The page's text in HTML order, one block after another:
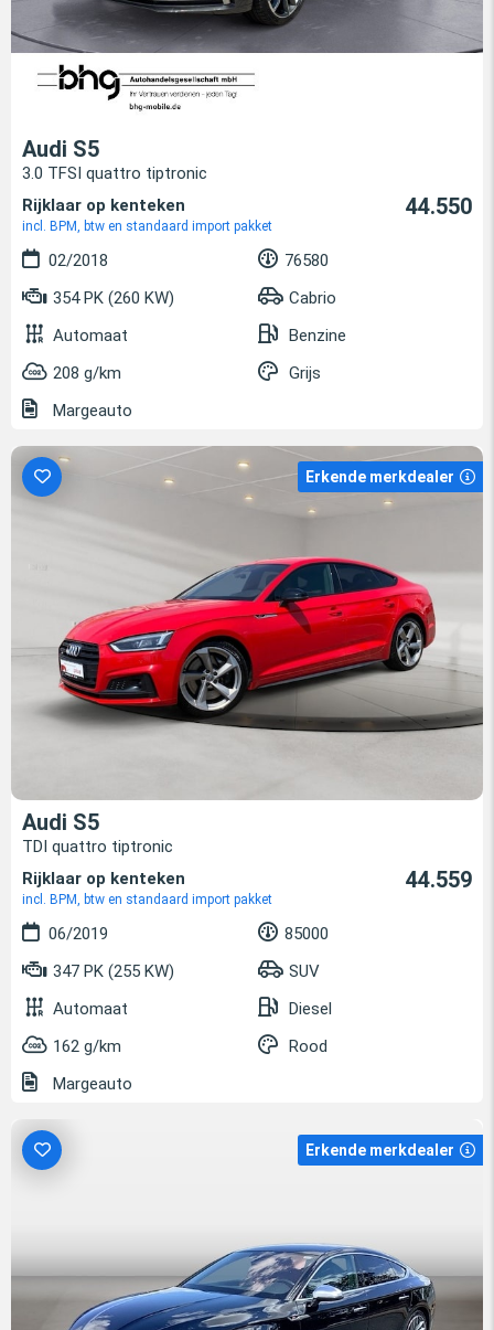
Audi S5
3.0 TFSI quattro tiptronic
Rijklaar op kenteken
incl. BPM, btw en standaard import pakket
44.550
02/2018
76580
354 PK (260 KW)
Cabrio
Automaat
Benzine
208 g/km
Grijs
Margeauto
Erkende merkdealer
Audi S5
TDI quattro tiptronic
Rijklaar op kenteken
incl. BPM, btw en standaard import pakket
44.559
06/2019
85000
347 PK (255 KW)
SUV
Automaat
Diesel
162 g/km
Rood
Margeauto
Erkende merkdealer